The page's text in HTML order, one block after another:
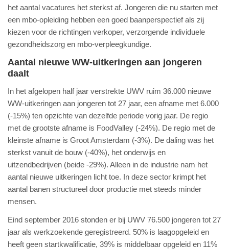
het aantal vacatures het sterkst af. Jongeren die nu starten met
een mbo-opleiding hebben een goed baanperspectief als zij
kiezen voor de richtingen verkoper, verzorgende individuele
gezondheidszorg en mbo-verpleegkundige.
Aantal nieuwe WW-uitkeringen aan jongeren
daalt
In het afgelopen half jaar verstrekte UWV ruim 36.000 nieuwe
WW-uitkeringen aan jongeren tot 27 jaar, een afname met 6.000
(-15%) ten opzichte van dezelfde periode vorig jaar. De regio
met de grootste afname is FoodValley (-24%). De regio met de
kleinste afname is Groot Amsterdam (-3%). De daling was het
sterkst vanuit de bouw (-40%), het onderwijs en
uitzendbedrijven (beide -29%). Alleen in de industrie nam het
aantal nieuwe uitkeringen licht toe. In deze sector krimpt het
aantal banen structureel door productie met steeds minder
mensen.
Eind september 2016 stonden er bij UWV 76.500 jongeren tot 27
jaar als werkzoekende geregistreerd. 50% is laagopgeleid en
heeft geen startkwalificatie, 39% is middelbaar opgeleid en 11%